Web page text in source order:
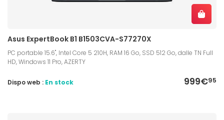
Asus ExpertBook B1 B1503CVA-S77270X
PC portable 15.6", Intel Core 5 210H, RAM 16 Go, SSD 512 Go, dalle TN Full
HD, Windows 11 Pro, AZERTY
999€95
Dispo web : En stock